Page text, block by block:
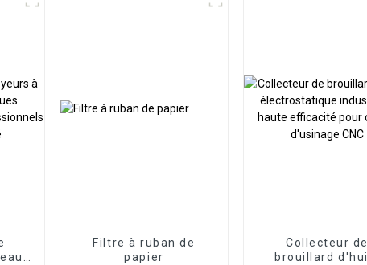
Filtre à ruban de
papier
Collecteur de
brouillard